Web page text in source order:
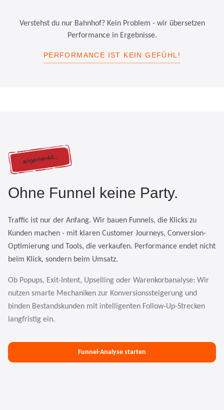
Verstehst du nur Bahnhof? Kein Problem - wir übersetzen
Performance in Ergebnisse.
PERFORMANCE IST KEIN GEFÜHL!
Ohne Funnel keine Party.
Traffic ist nur der Anfang. Wir bauen Funnels, die Klicks zu
Kunden machen - mit klaren Customer Journeys, Conversion-
Optimierung und Tools, die verkaufen. Performance endet nicht
beim Klick, sondern beim Umsatz.
Ob Popups, Exit-Intent, Upselling oder Warenkorbanalyse: Wir
nutzen smarte Mechaniken zur Konversionssteigerung und
binden Bestandskunden mit intelligenten Follow-Up-Strecken
langfristig ein.
Funnel-Analyse starten